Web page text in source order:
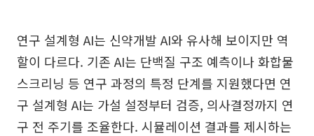
연구 설계형 AI는 신약개발 AI와 유사해 보이지만 역
할이 다르다. 기존 AI는 단백질 구조 예측이나 화합물
스크리닝 등 연구 과정의 특정 단계를 지원했다면 연
구 설계형 AI는 가설 설정부터 검증, 의사결정까지 연
구 전 주기를 조율한다. 시뮬레이션 결과를 제시하는